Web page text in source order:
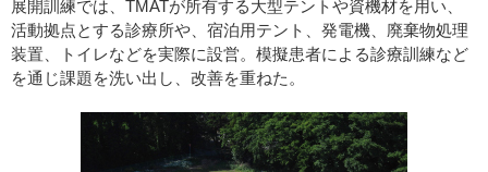
展開訓練では、TMATが所有する大型テントや資機材を用い、
活動拠点とする診療所や、宿泊用テント、発電機、廃棄物処理
装置、トイレなどを実際に設営。模擬患者による診療訓練など
を通じ課題を洗い出し、改善を重ねた。